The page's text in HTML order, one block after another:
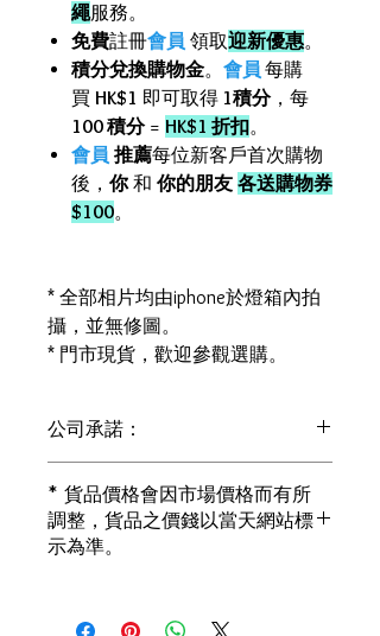
繩服務。
免費註冊會員 領取迎新優惠。
積分兌換購物金。 會員 每購
買 HK$1 即可取得 1積分，每
100 積分= HK$1 折扣。
會員 推薦每位新客戶首次購物
後， 你和 你的朋友 各送購物券
$100。
* 全部相片均由iphone於燈箱內拍
攝，並無修圖。
* 門市現貨，歡迎參觀選購。
公司承諾：
冇加色！冇化妝！
i) 所有已鑲玉器珠寶丶玉鐲丶擺件皆 奉
送 [香港翡翠鑑証書]
i) 成色足。冇鍍金！冇包金！冇假金！
* 貨品價格會因市場價格而有所
調整，貨品之價錢以當天網站標
示為準。